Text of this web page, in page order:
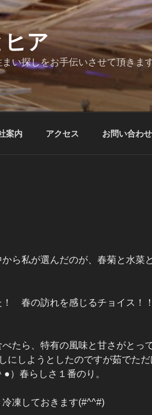
ヒア
い探しをお手伝いさせて頂き
案内 アクセス お問い合わせ
ら私が選んだのが、春菊と水菜
！ 春の訪れを感じるチョイス
たら、特有の風味と甘さがとっ
）春らしさ１番のり。
凍しておきます(#^^#)